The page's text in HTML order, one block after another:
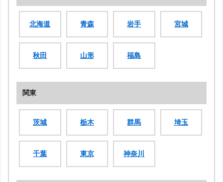
北海道 青森 岩手 宮城
秋田 山形 福島
関東
茨城 栃木 群馬 埼玉
千葉 東京 神奈川